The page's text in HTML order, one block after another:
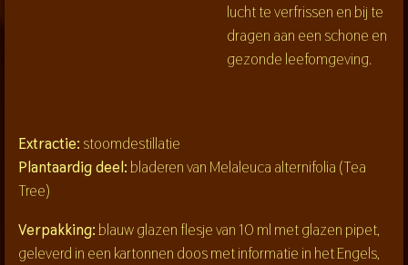
lucht te verfrissen en bij te
dragen aan een schone en
gezonde leefomgeving.
Extractie: stoomdestillatie
Plantaardig deel:bladeren van Melaleuca alternifolia (Tea
Tree)
Verpakking:blauw glazen flesje van 10 ml met glazen pipet,
geleverd in een kartonnen doos met informatie in het Engels,